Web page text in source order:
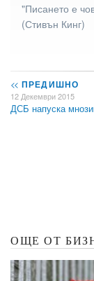
"Писането е
(Стивън Кинг)
<< ПРЕДИШНО
12 Декември 2015
ДСБ напуска
ОЩЕ ОТ